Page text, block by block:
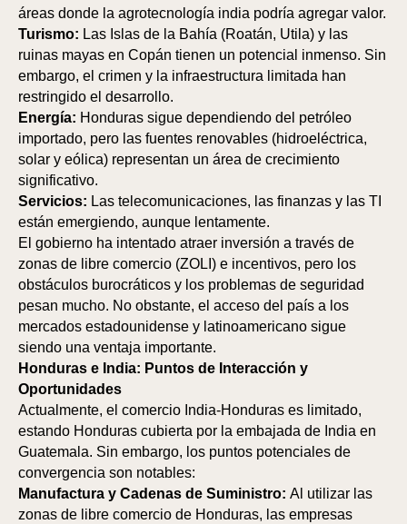
áreas donde la agrotecnología india podría agregar valor.
Turismo: Las Islas de la Bahía (Roatán, Utila) y las
ruinas mayas en Copán tienen un potencial inmenso. Sin
embargo, el crimen y la infraestructura limitada han
restringido el desarrollo.
Energía: Honduras sigue dependiendo del petróleo
importado, pero las fuentes renovables (hidroeléctrica,
solar y eólica) representan un área de crecimiento
significativo.
Servicios: Las telecomunicaciones, las finanzas y las TI
están emergiendo, aunque lentamente.
El gobierno ha intentado atraer inversión a través de
zonas de libre comercio (ZOLI) e incentivos, pero los
obstáculos burocráticos y los problemas de seguridad
pesan mucho. No obstante, el acceso del país a los
mercados estadounidense y latinoamericano sigue
siendo una ventaja importante.
Honduras e India: Puntos de Interacción y
Oportunidades
Actualmente, el comercio India-Honduras es limitado,
estando Honduras cubierta por la embajada de India en
Guatemala. Sin embargo, los puntos potenciales de
convergencia son notables:
Manufactura y Cadenas de Suministro: Al utilizar las
zonas de libre comercio de Honduras, las empresas